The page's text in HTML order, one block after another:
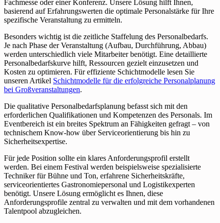
Fachmesse oder einer Konferenz. Unsere Lösung hilft Ihnen,
basierend auf Erfahrungswerten die optimale Personalstärke für Ihre
spezifische Veranstaltung zu ermitteln.
Besonders wichtig ist die zeitliche Staffelung des Personalbedarfs.
Je nach Phase der Veranstaltung (Aufbau, Durchführung, Abbau)
werden unterschiedlich viele Mitarbeiter benötigt. Eine detaillierte
Personalbedarfskurve hilft, Ressourcen gezielt einzusetzen und
Kosten zu optimieren. Für effiziente Schichtmodelle lesen Sie
unseren Artikel Schichtmodelle für die erfolgreiche Personalplanung
bei Großveranstaltungen.
Die qualitative Personalbedarfsplanung befasst sich mit den
erforderlichen Qualifikationen und Kompetenzen des Personals. Im
Eventbereich ist ein breites Spektrum an Fähigkeiten gefragt – von
technischem Know-how über Serviceorientierung bis hin zu
Sicherheitsexpertise.
Für jede Position sollte ein klares Anforderungsprofil erstellt
werden. Bei einem Festival werden beispielsweise spezialisierte
Techniker für Bühne und Ton, erfahrene Sicherheitskräfte,
serviceorientiertes Gastronomiepersonal und Logistikexperten
benötigt. Unsere Lösung ermöglicht es Ihnen, diese
Anforderungsprofile zentral zu verwalten und mit dem vorhandenen
Talentpool abzugleichen.